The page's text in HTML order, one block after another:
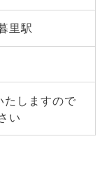
里駅
たしますので
い